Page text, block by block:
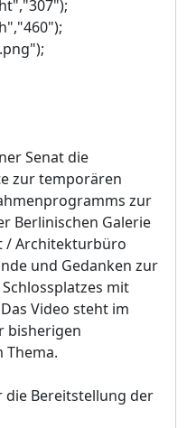
Senat die
zur temporären
zur
Berlinischen Galerie
/ Architekturbüro
und Gedanken zur
mit
Video steht im
bisherigen
Thema.
die Bereitstellung der